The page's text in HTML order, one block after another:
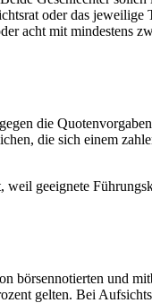
oder das
acht mit mindestens
die
die sich einem
geeignete
börsennotierten und
gelten. Bei